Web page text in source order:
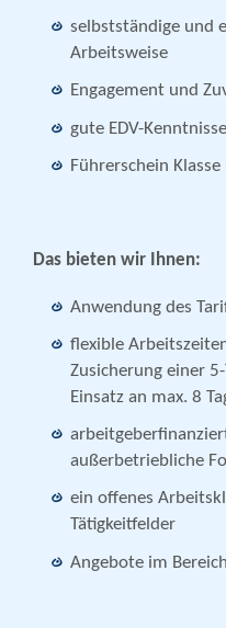
selbstständige und
Arbeitsweise
Engagement und
gute EDV-Kenntnisse
Führerschein Klasse
Das bieten wir Ihnen:
Anwendung des
flexible
Zusicherung einer
Einsatz an max. 8
außerbetriebliche
ein offenes
Tätigkeitfelder
Angebote im